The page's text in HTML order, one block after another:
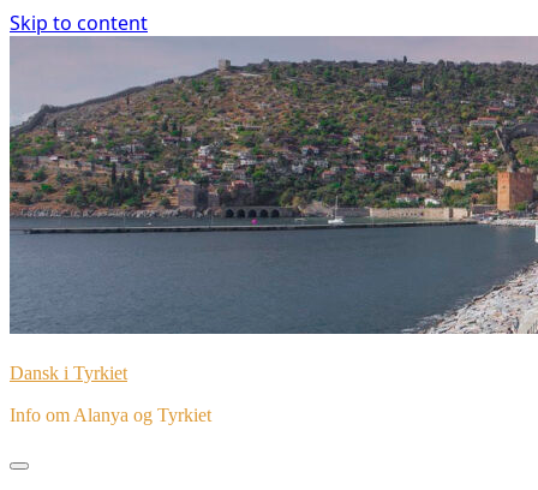
Skip to content
Dansk i Tyrkiet
Info om Alanya og Tyrkiet